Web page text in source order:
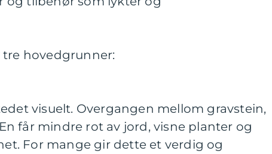
hovedgrunner:
visuelt. Overgangen mellom gravstein,
får mindre rot av jord, visne planter og
For mange gir dette et verdig og